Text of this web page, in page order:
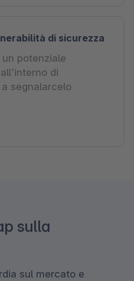
di sicurezza
potenziale
di
segnalarcelo
sulla
sul mercato e